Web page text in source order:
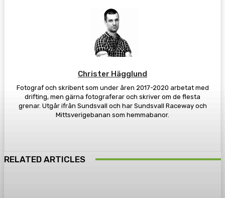
Christer Hägglund
Fotograf och skribent som under åren 2017-2020 arbetat med
drifting, men gärna fotograferar och skriver om de flesta
grenar. Utgår ifrån Sundsvall och har Sundsvall Raceway och
Mittsverigebanan som hemmabanor.
RELATED ARTICLES